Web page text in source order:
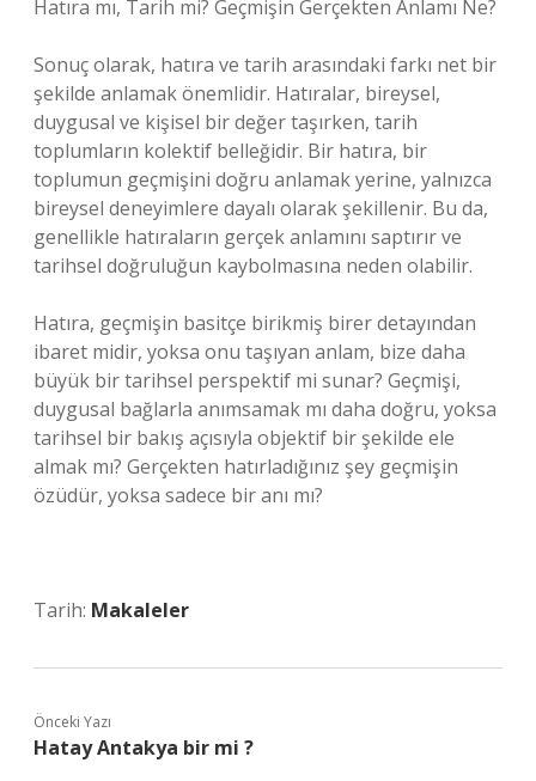
Hatıra mı, Tarih mi? Geçmişin Gerçekten Anlamı Ne?
Sonuç olarak, hatıra ve tarih arasındaki farkı net bir
şekilde anlamak önemlidir. Hatıralar, bireysel,
duygusal ve kişisel bir değer taşırken, tarih
toplumların kolektif belleğidir. Bir hatıra, bir
toplumun geçmişini doğru anlamak yerine, yalnızca
bireysel deneyimlere dayalı olarak şekillenir. Bu da,
genellikle hatıraların gerçek anlamını saptırır ve
tarihsel doğruluğun kaybolmasına neden olabilir.
Hatıra, geçmişin basitçe birikmiş birer detayından
ibaret midir, yoksa onu taşıyan anlam, bize daha
büyük bir tarihsel perspektif mi sunar? Geçmişi,
duygusal bağlarla anımsamak mı daha doğru, yoksa
tarihsel bir bakış açısıyla objektif bir şekilde ele
almak mı? Gerçekten hatırladığınız şey geçmişin
özüdür, yoksa sadece bir anı mı?
Tarih: Makaleler
Önceki Yazı
Hatay Antakya bir mi ?